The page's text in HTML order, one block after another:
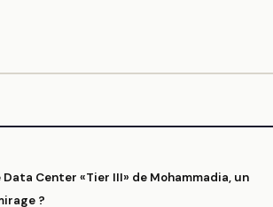
Center «Tier III» de Mohammadia, un
?